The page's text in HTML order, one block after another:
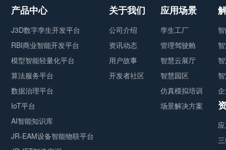
产品中心
J3D数字孪生开发平台
RBI商业智能开发平台
模型智能轻量化平台
算法服务平台
数据治理平台
IoT平台
AI智能知识库
JR-EAM设备智能物联平台
关于我们
公司介绍
资讯动态
用户故事
开发者社区
应用场景
孪生工厂
管理驾驶舱
智慧云展厅
智慧园区
仿真模拟培训
场景解决方案